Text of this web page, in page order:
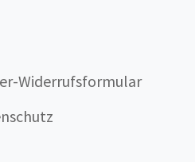
Widerrufsformular